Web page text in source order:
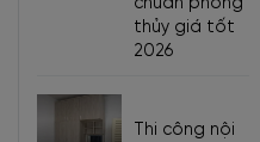
thủy giá tốt
2026
Thi công nội